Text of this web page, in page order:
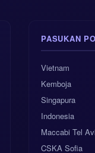
PASUKAN
Vietnam
Kemboja
Singapura
Indonesia
Maccabi Tel
CSKA Sofia